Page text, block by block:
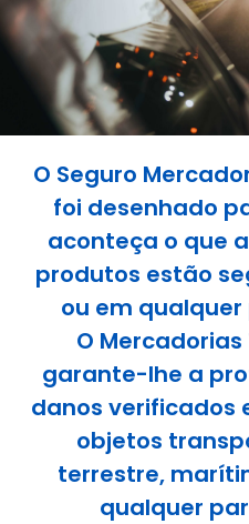
O Seguro
foi desenhado
aconteça o que
produtos estão
ou em
O
garante-lhe a
danos verificados
objetos
terrestre,
qualquer